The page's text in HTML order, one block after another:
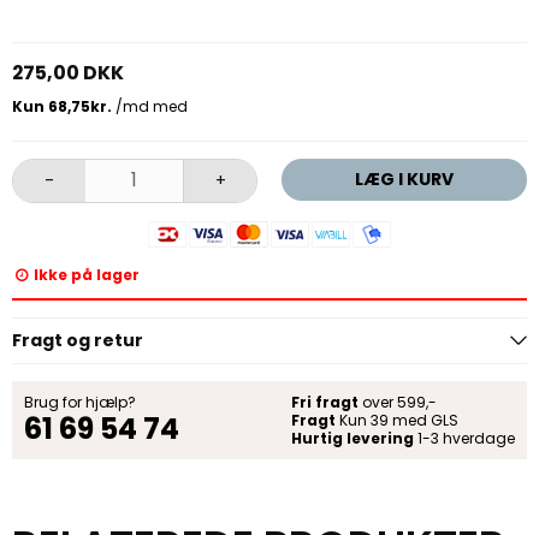
275,00 DKK
- + LÆG I KURV
Ikke på lager
Fragt og retur
Brug for hjælp?
61 69 54 74
Fri fragt over 599,-
Fragt Kun 39 med GLS
Hurtig levering 1-3 hverdage